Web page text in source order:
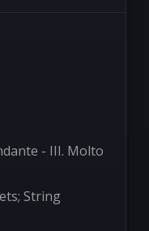
- III. Molto
String